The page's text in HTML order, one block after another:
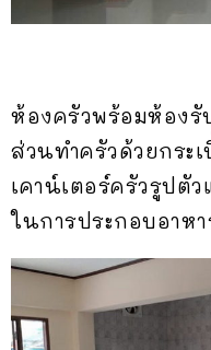
ห้องครัวพร้อมห้องรั
ส่วนทำครัวด้วยกระ
เคาน์เตอร์ครัวรูปตั
ในการประกอบอาห